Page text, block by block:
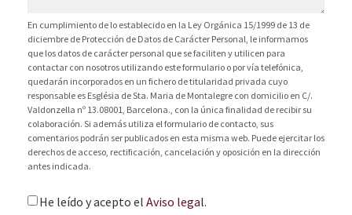
En cumplimiento de lo establecido en la Ley Orgánica 15/1999 de 13 de
diciembre de Protección de Datos de Carácter Personal, le informamos
que los datos de carácter personal que se faciliten y utilicen para
contactar con nosotros utilizando este formulario o por vía telefónica,
quedarán incorporados en un fichero de titularidad privada cuyo
responsable es Església de Sta. Maria de Montalegre con domicilio en C/.
Valdonzella nº 13.08001, Barcelona., con la única finalidad de recibir su
colaboración. Si además utiliza el formulario de contacto, sus
comentarios podrán ser publicados en esta misma web. Puede ejercitar los
derechos de acceso, rectificación, cancelación y oposición en la dirección
antes indicada.
He leído y acepto el Aviso legal.